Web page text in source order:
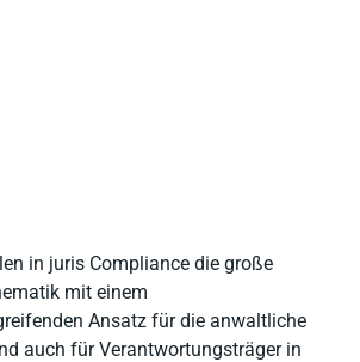
in juris Compliance die große
mit einem
Ansatz für die anwaltliche
auch für Verantwortungsträger in